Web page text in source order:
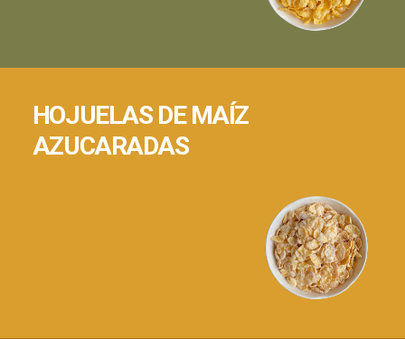
HOJUELAS DE MAÍZ
AZUCARADAS